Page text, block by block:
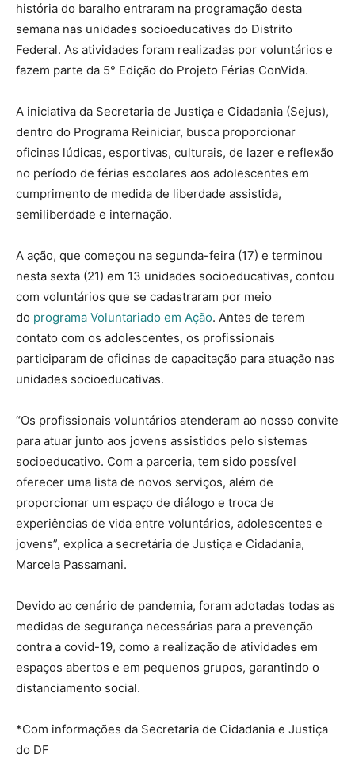
história do baralho entraram na programação desta
semana nas unidades socioeducativas do Distrito
Federal. As atividades foram realizadas por voluntários e
fazem parte da 5° Edição do Projeto Férias ConVida.
A iniciativa da Secretaria de Justiça e Cidadania (Sejus),
dentro do Programa Reiniciar, busca proporcionar
oficinas lúdicas, esportivas, culturais, de lazer e reflexão
no período de férias escolares aos adolescentes em
cumprimento de medida de liberdade assistida,
semiliberdade e internação.
A ação, que começou na segunda-feira (17) e terminou
nesta sexta (21) em 13 unidades socioeducativas, contou
com voluntários que se cadastraram por meio
do programa Voluntariado em Ação. Antes de terem
contato com os adolescentes, os profissionais
participaram de oficinas de capacitação para atuação nas
unidades socioeducativas.
“Os profissionais voluntários atenderam ao nosso convite
para atuar junto aos jovens assistidos pelo sistemas
socioeducativo. Com a parceria, tem sido possível
oferecer uma lista de novos serviços, além de
proporcionar um espaço de diálogo e troca de
experiências de vida entre voluntários, adolescentes e
jovens”, explica a secretária de Justiça e Cidadania,
Marcela Passamani.
Devido ao cenário de pandemia, foram adotadas todas as
medidas de segurança necessárias para a prevenção
contra a covid-19, como a realização de atividades em
espaços abertos e em pequenos grupos, garantindo o
distanciamento social.
*Com informações da Secretaria de Cidadania e Justiça
do DF